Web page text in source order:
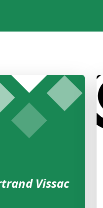
Vissac